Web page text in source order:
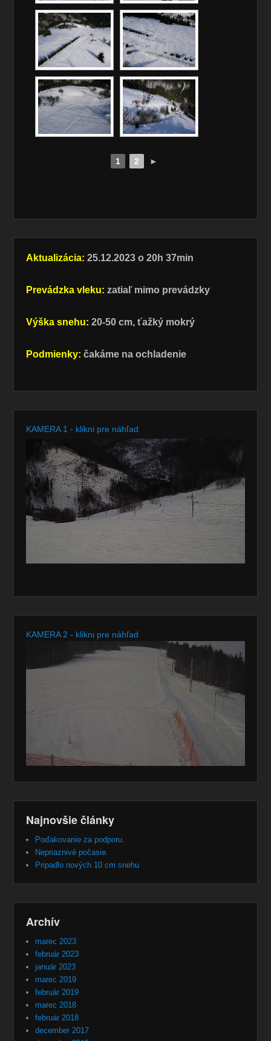
1 2 ►
Aktualizácia: 25.12.2023 o 20h 37min
Prevádzka vleku: zatiaľ mimo prevádzky
Výška snehu: 20-50 cm, ťažký mokrý
Podmienky: čakáme na ochladenie
KAMERA 1 - klikni pre náhľad
KAMERA 2 - klikni pre náhľad
Najnovšie články
Poďakovanie za podporu.
Nepriaznivé počasie.
Pripadlo nových 10 cm snehu
Archív
marec 2023
február 2023
január 2023
marec 2019
február 2019
marec 2018
február 2018
december 2017